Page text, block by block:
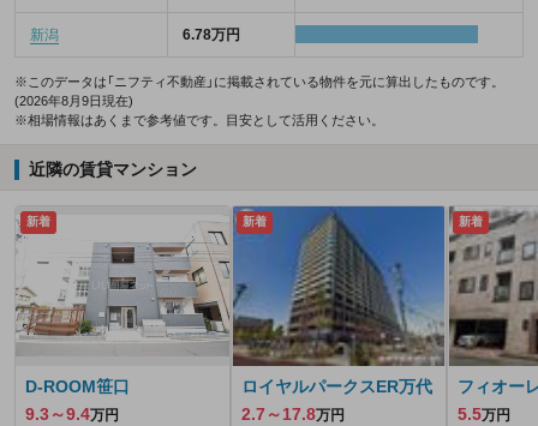
新潟 6.78万円
※このデータは「ニフティ不動産」に掲載されている物件を元に算出したものです。
(2026年8月9日現在)
※相場情報はあくまで参考値です。目安として活用ください。
近隣の賃貸マンション
新着
D‐ROOM笹口
9.3～9.4万円
新着
ロイヤルパークスER万代
2.7～17.8万円
新着
フィオー
5.5万円